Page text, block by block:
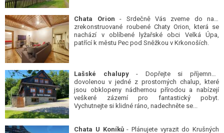
Chata Orion - Srdečně Vás zveme do naší
zrekonstruované roubené Chaty Orion, která se
nachází v oblíbené lyžařské obci Velká Úpa,
patřící k městu Pec pod Sněžkou v Krkonoších.
Lašské chalupy- Dopřejte si příjemnou
dovolenou v jedné z prostorných chalup, které
jsou obklopeny nádhernou přírodou a nabízejí
veškeré zázemí pro fantastický pobyt.
Vychutnejte si klidné ráno, nadechněte se...
Chata U Koníků- Plánujete vyrazit do Krušných